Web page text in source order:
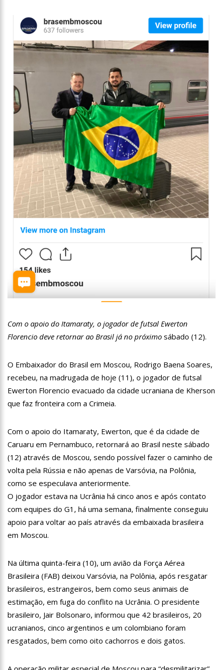
10:47
Morre aos 83 anos Astrud Gilberto, a voz de ‘Garota de
10:27 Prefeitura de Manaus lança ‘Pense Antes’ sobre prevenção e
combate às drogas nas escolas municipais
12:43
Um ano após morte de Dom e Bruno, indígenas pedem
investigação ampla
12:37
Carro invade contramão e atinge duas pessoas em
lanchonete na zona Norte
Homem leva garota de programa para hotel, é assaltado e
tem prejuízo de R$ 15 mil
12:29 Mulher corre o risco de ficar cega após brigar com
adolescente por namorado em Manaus
12:26
Ministros de Lula aproveitam aviões da FAB para passar fim
de semana em casa
12:21 Elymar Santos movimenta casa de praia Zezinho Corrêa com
os melhores sucessos da música romântica
12:18 Patrícia Abravanel fica aos prantos durante homenagem a
Silvio Santos
12:06 “Me sentia diminuído por ser conhecido como o gay do JN”,
12:34
Negociação de paz fracassa no Sudão e rivais voltam a se
12:24 Prefeitura de Manaus divulga resultado preliminar do
Programa Bolsa Idiomas 2023
12:21 VÍDEO: Homem confessa que m4tou companheira em
Produtor de Lana Del Rey será investigado por crime de
xenofobia após xingar Brasil
12:09 Noivado de Luan Santana terminou após cantor se
12:01 Última Chamada: Convocação da lista de espera do Fies
encerra nesta sexta
11:53 Prefeitura de Manaus abre inscrições gratuitas para
treinamento sobre marketing digital
13:11
Sine Manaus oferta 284 vagas de emprego nesta quinta-
feira, 1º/6
13:06 Anna Carolina Jatobá pode ir para o regime aberto; veja
outros casos
13:01
VÍDEO: Influenciadoras são investigadas por crime de
racismo contra crianças
12:51 Modelo e jornalista falece após complicações durante
remoção de silicone industrial
12:31 Suspeito de matar menina de 2 anos no AM é preso
12:06
Petrobras reduz preços de querosene de aviação
11:57 Mais Médicos tem cerca de 34 mil profissionais inscritos
16:22 Jovens matam mulher para vender os seus olhos por cerca
de 450 reais
Ator de ‘Mulheres Apaixonadas’ expõe mensagens sem
respostas de Bruna Marquezine
a m0rte no Amazonas; veja vídeo
Com o apoio do Itamaraty, o jogador de futsal Ewerton
Florencio deve retornar ao Brasil já no próximo sábado (12).
O Embaixador do Brasil em Moscou, Rodrigo Baena Soares,
recebeu, na madrugada de hoje (11), o jogador de futsal
Ewerton Florencio evacuado da cidade ucraniana de Kherson
que faz fronteira com a Crimeia.
Com o apoio do Itamaraty, Ewerton, que é da cidade de
Caruaru em Pernambuco, retornará ao Brasil neste sábado
(12) através de Moscou, sendo possível fazer o caminho de
volta pela Rússia e não apenas de Varsóvia, na Polônia,
como se especulava anteriormente.
O jogador estava na Ucrânia há cinco anos e após contato
com equipes do G1, há uma semana, finalmente conseguiu
apoio para voltar ao país através da embaixada brasileira
em Moscou.
Na última quinta-feira (10), um avião da Força Aérea
Brasileira (FAB) deixou Varsóvia, na Polônia, após resgatar
brasileiros, estrangeiros, bem como seus animais de
estimação, em fuga do conflito na Ucrânia. O presidente
brasileiro, Jair Bolsonaro, informou que 42 brasileiros, 20
ucranianos, cinco argentinos e um colombiano foram
resgatados, bem como oito cachorros e dois gatos.